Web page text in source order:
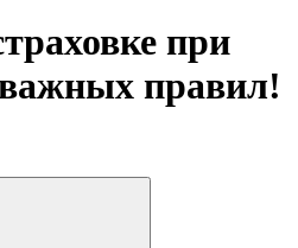
при
правил!